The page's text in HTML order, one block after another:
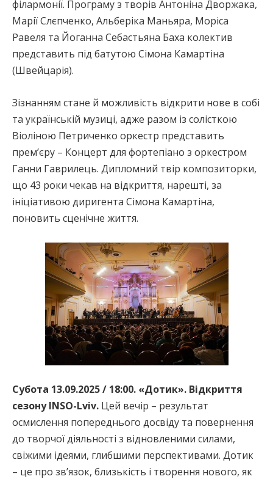
філармонії. Програму з творів Антоніна Дворжака,
Марії Слєпченко, Альберіка Маньяра, Моріса
Равеля та Йоганна Себастьяна Баха колектив
представить під батутою Сімона Камартіна
(Швейцарія).
Зізнанням стане й можливість відкрити нове в собі
та українській музиці, адже разом із солісткою
Віоліною Петриченко оркестр представить
премʼєру – Концерт для фортепіано з оркестром
Ганни Гаврилець. Дипломний твір композиторки,
що 43 роки чекав на відкриття, нарешті, за
ініціативою диригента Сімона Камартіна,
поновить сценічне життя.
Субота 13.09.2025 / 18:00. «Дотик». Відкриття
сезону INSO-Lviv. Цей вечір – результат
осмислення попереднього досвіду та повернення
до творчої діяльності з відновленими силами,
свіжими ідеями, глибшими перспективами. Дотик
– це про зв’язок, близькість і творення нового, як